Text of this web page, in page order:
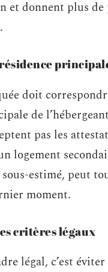
et donnent plus de
doit
de
pas les
logement
estimé, peut
moment.
critères légaux
légal, c’est éviter